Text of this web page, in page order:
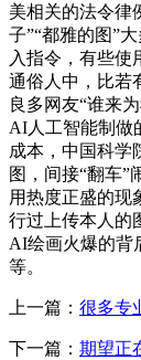
美相关的法令律
子”“都雅的图”
入指令，有些使
通俗人中，比若
良多网友“谁来
AI人工智能制做
成本，中国科学
图，间接“翻车
用热度正盛的现
行过上传本人的
AI绘画火爆的背
等。
上一篇： 很多专
下一篇： 期望正